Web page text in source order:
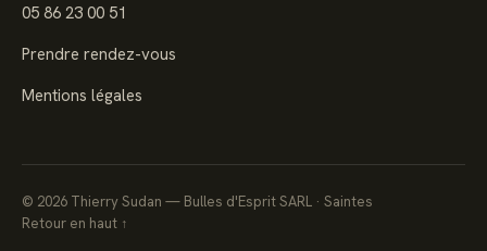
05 86 23 00 51
Prendre rendez-vous
Mentions légales
© 2026 Thierry Sudan — Bulles d'Esprit SARL · Saintes
Retour en haut ↑